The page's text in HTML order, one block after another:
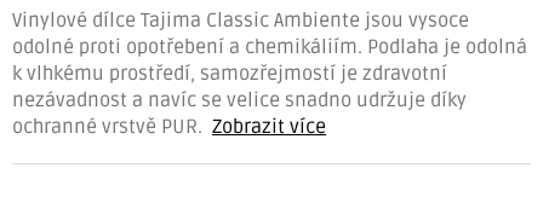
Vinylové dílce Tajima Classic Ambiente jsou vysoce
odolné proti opotřebení a chemikáliím. Podlaha je odolná
k vlhkému prostředí, samozřejmostí je zdravotní
nezávadnost a navíc se velice snadno udržuje díky
ochranné vrstvě PUR. Zobrazit více